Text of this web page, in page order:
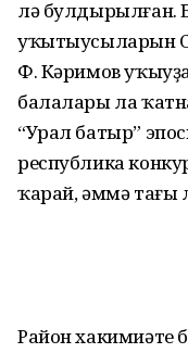
лә булды­рылған.
уҡы­тыу­сыларын
Ф. Кә­римов
балалары ла
“Урал батыр”
республика
ҡарай, әммә тағы
Район